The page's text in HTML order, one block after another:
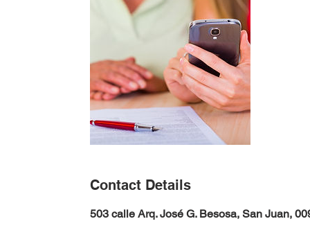
Contact Details
503 calle Arq. José G. Besosa, San Juan,